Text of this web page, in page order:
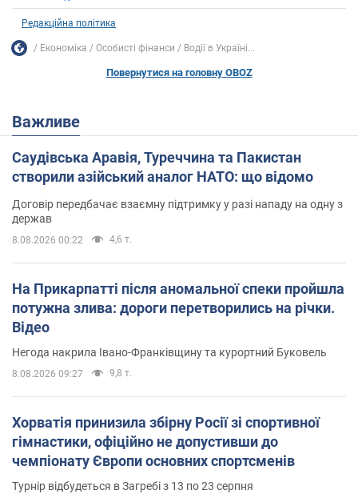
Редакційна політика
Економіка Особисті фінанси Водії в Україні...
Повернутися на головну OBOZ
Важливе
Саудівська Аравія, Туреччина та Пакистан
створили азійський аналог НАТО: що відомо
Договір передбачає взаємну підтримку у разі нападу на одну з
держав
8.08.2026 00:22 4,6 т.
На Прикарпатті після аномальної спеки пройшла
потужна злива: дороги перетворились на річки.
Відео
Негода накрила Івано-Франківщину та курортний Буковель
8.08.2026 09:27 9,8 т.
Хорватія принизила збірну Росії зі спортивної
гімнастики, офіційно не допустивши до
чемпіонату Європи основних спортсменів
Турнір відбудеться в Загребі з 13 по 23 серпня